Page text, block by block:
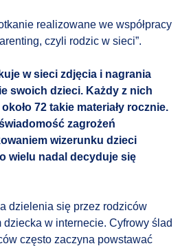
realizowane we współpracy
czyli rodzic w sieci”.
w sieci zdjęcia i nagrania
swoich dzieci. Każdy z nich
72 takie materiały rocznie.
zagrożeń
wizerunku dzieci
wielu nadal decyduje się
dzielenia się przez rodziców
w internecie. Cyfrowy ślad
często zaczyna powstawać